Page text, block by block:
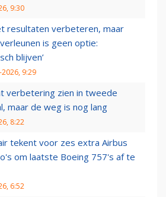
9:30
resultaten verbeteren, maar
is geen optie:
blijven’
9:29
verbetering zien in tweede
maar de weg is nog lang
8:22
tekent voor zes extra Airbus
om laatste Boeing 757's af te
6:52